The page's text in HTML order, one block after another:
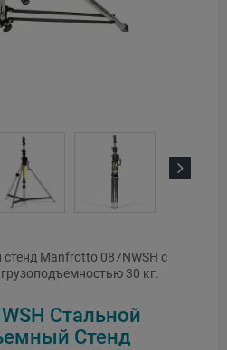
Manfrotto 087NWSH с
30 кг.
Стальной
Стенд